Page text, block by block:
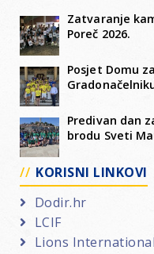
Zatvaranje
Poreč 2026.
Posjet Domu
Predivan dan
brodu Sveti
KORISNI LINKOVI
Dodir.hr
LCIF
Lions International